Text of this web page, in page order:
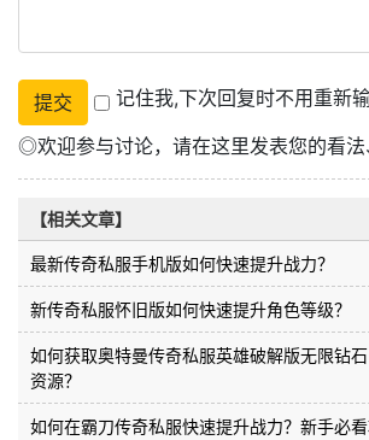
记住我,下次回复时不用重新
◎欢迎参与讨论，请在这里发表您的看法
【相关文章】
最新传奇私服手机版如何快速提升战力？
新传奇私服怀旧版如何快速提升角色等级？
如何获取奥特曼传奇私服英雄破解版无限钻石
资源？
如何在霸刀传奇私服快速提升战力？新手必